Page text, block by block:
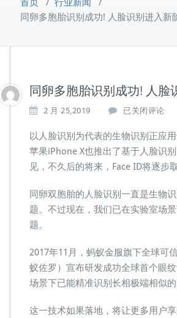
首页 / 行业新闻 /
同卵多胞胎识别成功! 人脸识别进入新
同卵多胞胎识别成功! 人脸
2 月 25,2019
同
多
胞
胎
识
成
功!
别
进
入
阶
已关闭评论
以人脸识别为代表的生物识别正应用
苹果iPhone X也推出了基于人脸识
见，不久后的将来，Face ID将逐步
同卵双胞胎的人脸识别一直是生物
题。不过现在，我们已在实验室场
题。
2017年11月，蚂蚁金服旗下全球可
蚁佐罗）宣布研发成功全球首个眼
场景下已能精准识别长相极端相似的
这一技术如果落地，将让更多用户